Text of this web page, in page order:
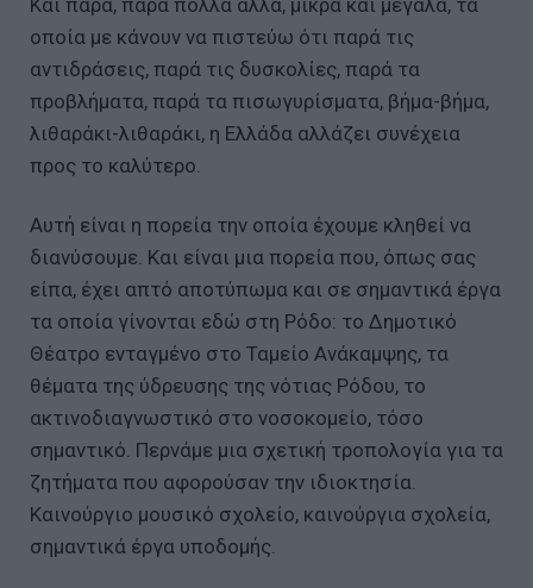
Και πάρα, πάρα πολλά άλλα, μικρά και μεγάλα, τα
οποία με κάνουν να πιστεύω ότι παρά τις
αντιδράσεις, παρά τις δυσκολίες, παρά τα
προβλήματα, παρά τα πισωγυρίσματα, βήμα-βήμα,
λιθαράκι-λιθαράκι, η Ελλάδα αλλάζει συνέχεια
προς το καλύτερο.
Αυτή είναι η πορεία την οποία έχουμε κληθεί να
διανύσουμε. Και είναι μια πορεία που, όπως σας
είπα, έχει απτό αποτύπωμα και σε σημαντικά έργα
τα οποία γίνονται εδώ στη Ρόδο: το Δημοτικό
Θέατρο ενταγμένο στο Ταμείο Ανάκαμψης, τα
θέματα της ύδρευσης της νότιας Ρόδου, το
ακτινοδιαγνωστικό στο νοσοκομείο, τόσο
σημαντικό. Περνάμε μια σχετική τροπολογία για τα
ζητήματα που αφορούσαν την ιδιοκτησία.
Καινούργιο μουσικό σχολείο, καινούργια σχολεία,
σημαντικά έργα υποδομής.